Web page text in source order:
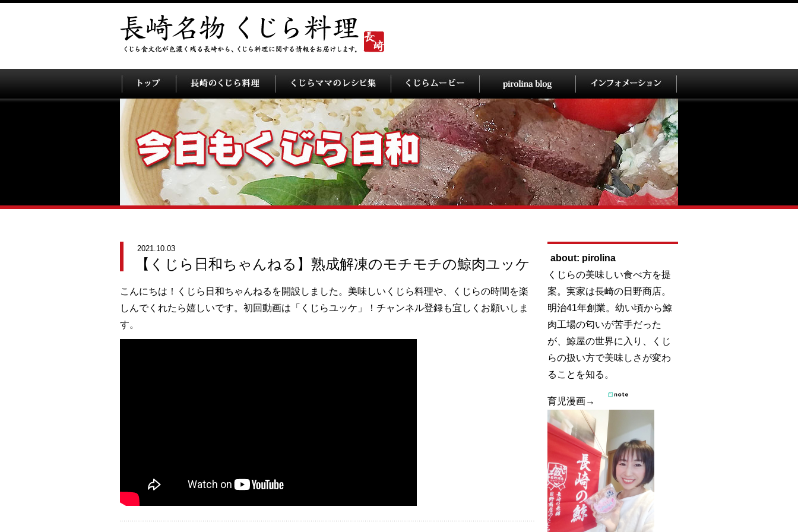
2021.10.03
【くじら日和ちゃんねる】熟成解凍のモチモチの鯨肉ユッケ
こんにちは！くじら日和ちゃんねるを開設しました。美味しいくじら料理や、くじらの時間を楽
しんでくれたら嬉しいです。初回動画は「くじらユッケ」！チャンネル登録も宜しくお願いしま
す。
about: pirolina
くじらの美味しい食べ方を提
案。実家は長崎の日野商店。
明治41年創業。幼い頃から鯨
肉工場の匂いが苦手だった
が、鯨屋の世界に入り、くじ
らの扱い方で美味しさが変わ
ることを知る。
育児漫画→